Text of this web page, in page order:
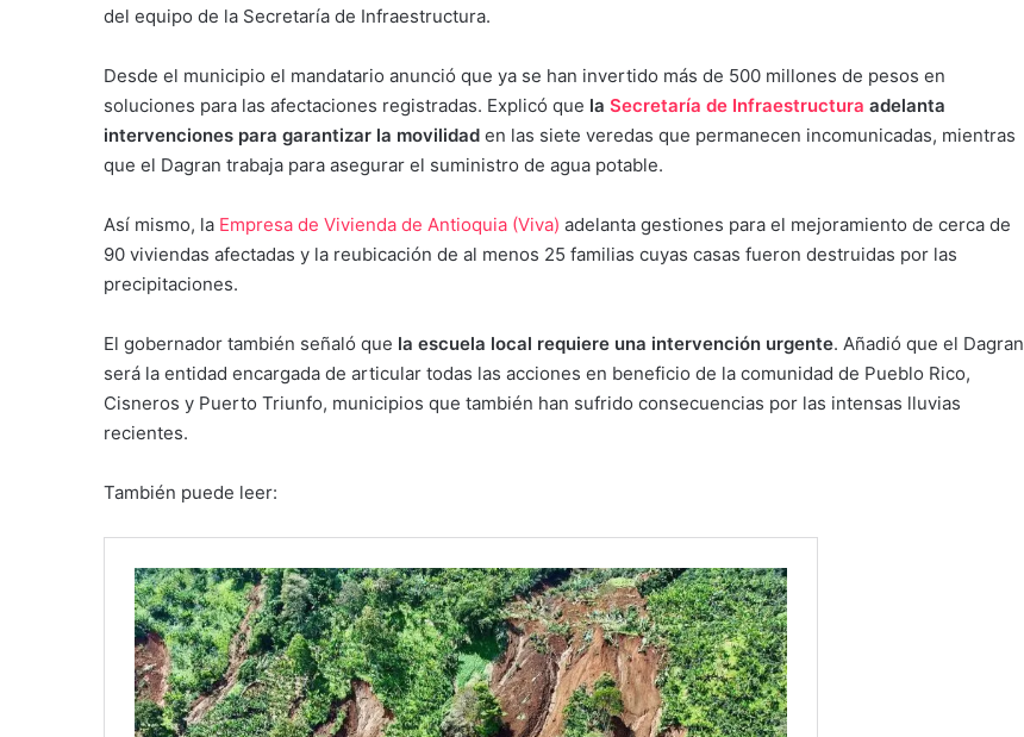
del equipo de la Secretaría de Infraestructura.
Desde el municipio el mandatario anunció que ya se han invertido más de 500 millones de pesos en
soluciones para las afectaciones registradas. Explicó que la Secretaría de Infraestructura adelanta
intervenciones para garantizar la movilidad en las siete veredas que permanecen incomunicadas, mientras
que el Dagran trabaja para asegurar el suministro de agua potable.
Así mismo, la Empresa de Vivienda de Antioquia (Viva) adelanta gestiones para el mejoramiento de cerca de
90 viviendas afectadas y la reubicación de al menos 25 familias cuyas casas fueron destruidas por las
precipitaciones.
El gobernador también señaló que la escuela local requiere una intervención urgente. Añadió que el Dagran
será la entidad encargada de articular todas las acciones en beneficio de la comunidad de Pueblo Rico,
Cisneros y Puerto Triunfo, municipios que también han sufrido consecuencias por las intensas lluvias
recientes.
También puede leer: